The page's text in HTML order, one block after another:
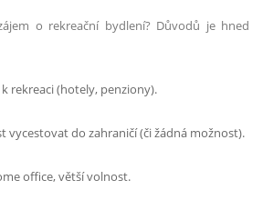
o rekreační bydlení? Důvodů je hned
rekreaci (hotely, penziony).
vycestovat do zahraničí (či žádná možnost).
office, větší volnost.